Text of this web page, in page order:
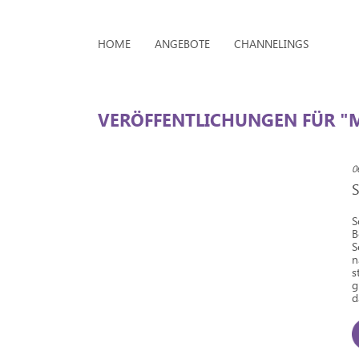
HOME ANGEBOTE CHANNELINGS
VERÖFFENTLICHUNGEN FÜR